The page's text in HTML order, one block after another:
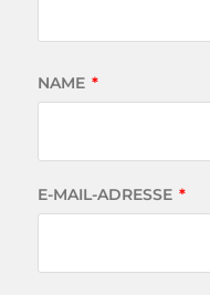
NAME *
E-MAIL-ADRESSE *